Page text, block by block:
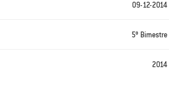
09-12-2014
5º Bimestre
2014